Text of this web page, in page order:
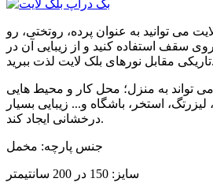
می توانید به عنوان پرده، روتختی، رو
سقف استفاده کنید و از زیبایی آن در
تاریکی مقابل نورهای بلک لایت لذت ببرید.
تواند به منزل؛ محل کار و محیط هایی
استخر، باشگاه و... زیبایی بسیار
درخشانی ایجاد کند.
جنس پارچه: مخمل
سایز: 150 در 200 سانتیمتر